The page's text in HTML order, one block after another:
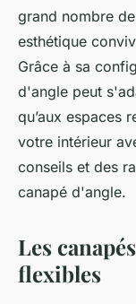
grand nombre
esthétique
Grâce à sa
d'angle peut
qu’aux espaces
votre intérieur
conseils et des
canapé d'angle.
Les
flexibles